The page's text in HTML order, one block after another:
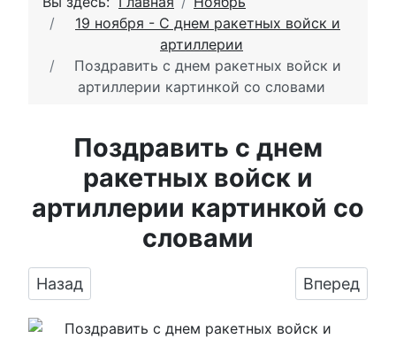
19 ноября - С днем ракетных войск и
артиллерии
Поздравить с днем ракетных войск и
артиллерии картинкой со словами
Поздравить с днем
ракетных войск и
артиллерии картинкой со
словами
Предыдущий: Картинка на день ракетных
Назад Вперед